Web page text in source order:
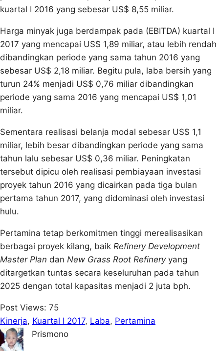
kuartal I 2016 yang sebesar US$ 8,55 miliar.
Harga minyak juga berdampak pada (EBITDA) kuartal I
2017 yang mencapai US$ 1,89 miliar, atau lebih rendah
dibandingkan periode yang sama tahun 2016 yang
sebesar US$ 2,18 miliar. Begitu pula, laba bersih yang
turun 24% menjadi US$ 0,76 miliar dibandingkan
periode yang sama 2016 yang mencapai US$ 1,01
miliar.
Sementara realisasi belanja modal sebesar US$ 1,1
miliar, lebih besar dibandingkan periode yang sama
tahun lalu sebesar US$ 0,36 miliar. Peningkatan
tersebut dipicu oleh realisasi pembiayaan investasi
proyek tahun 2016 yang dicairkan pada tiga bulan
pertama tahun 2017, yang didominasi oleh investasi
hulu.
Pertamina tetap berkomitmen tinggi merealisasikan
berbagai proyek kilang, baik Refinery Development
Master Plan dan New Grass Root Refineryyang
ditargetkan tuntas secara keseluruhan pada tahun
2025 dengan total kapasitas menjadi 2 juta bph.
Post Views: 75
Kinerja, Kuartal I 2017, Laba, Pertamina
Prismono